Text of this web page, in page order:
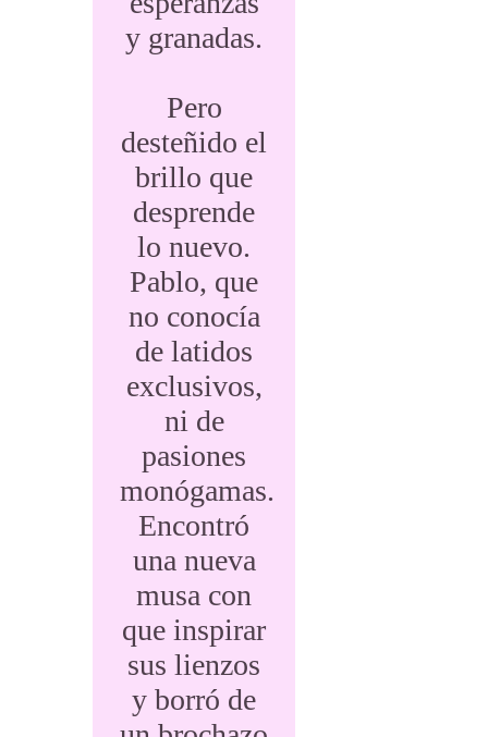
y granadas.
Pero
desteñido el
brillo que
desprende
lo nuevo.
Pablo, que
no conocía
de latidos
exclusivos,
ni de
pasiones
monógamas.
Encontró
una nueva
musa con
que inspirar
sus lienzos
y borró de